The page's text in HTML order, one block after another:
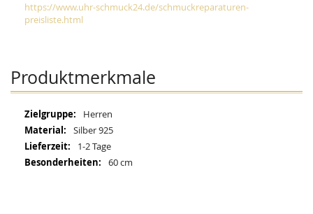
https://www.uhr-schmuck24.de/schmuckreparaturen-
preisliste.html
Produktmerkmale
Mehr
Informationen
Herren
Silber 925
1-2 Tage
60 cm